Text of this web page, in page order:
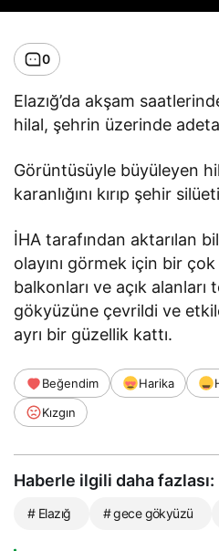
0
Elazığ’da akşam
hilal, şehrin üzerinde
Görüntüsüyle büyüleyen
karanlığını kırıp şehir
İHA tarafından aktarılan
olayını görmek için bir çok
balkonları ve açık
gökyüzüne çevrildi ve
ayrı bir güzellik kattı.
Beğendim Harika
Kızgın
Haberle ilgili daha fazlası:
# Elazığ # gece gökyüzü